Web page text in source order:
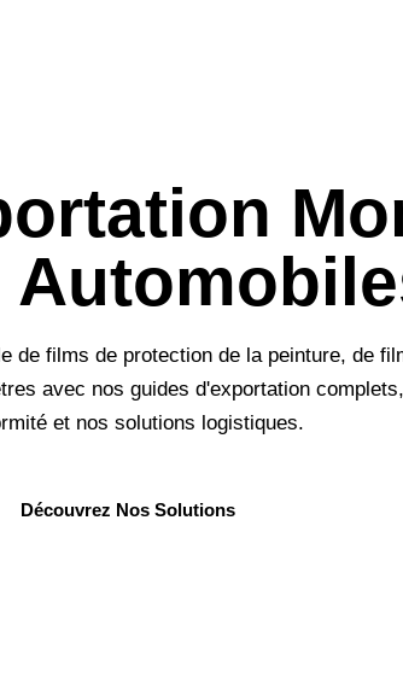
de films de protection de la peinture, de
avec nos guides d'exportation
et nos solutions logistiques.
Découvrez Nos Solutions